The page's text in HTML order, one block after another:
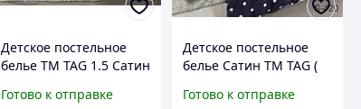
Детское постельное
белье ТМ TAG 1.5 Сатин
Готово к отправке
Детское постельное
белье Сатин ТМ TAG (
Готово к отправке